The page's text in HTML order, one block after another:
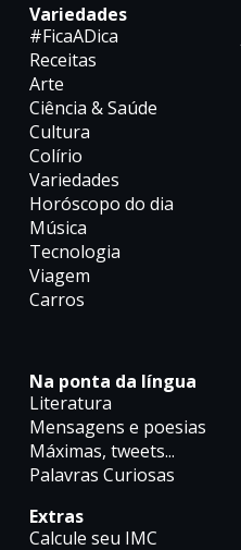
Variedades
#FicaADica
Receitas
Arte
Ciência & Saúde
Cultura
Colírio
Variedades
Horóscopo do dia
Música
Tecnologia
Viagem
Carros
Na ponta da língua
Literatura
Mensagens e poesias
Máximas, tweets...
Palavras Curiosas
Extras
Calcule seu IMC